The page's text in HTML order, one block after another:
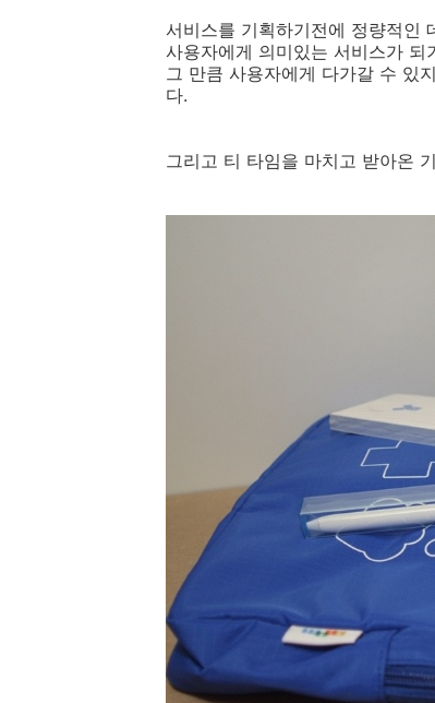
서비스를 기획하기전에 정량적인
사용자에게 의미있는 서비스가
그 만큼 사용자에게 다가갈 수 있
다.
그리고 티 타임을 마치고 받아온